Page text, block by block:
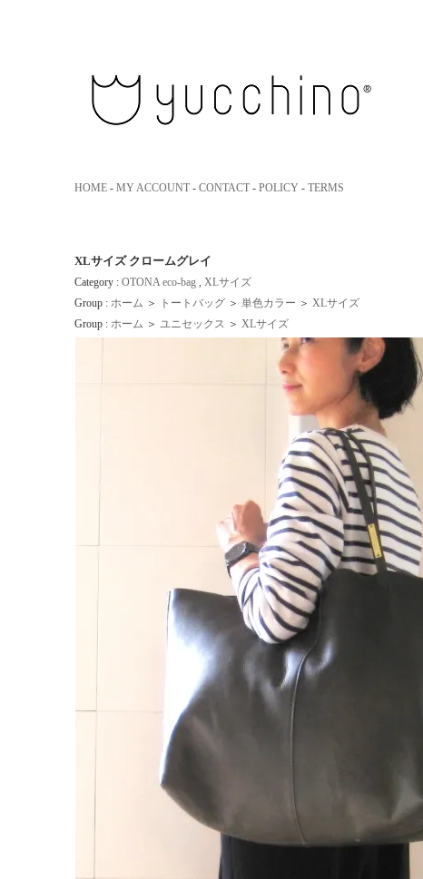
HOME - MY ACCOUNT - CONTACT - POLICY - TERMS
XLサイズ クロームグレイ
Category : OTONA eco-bag , XLサイズ
Group : ホーム ＞ トートバッグ ＞ 単色カラー ＞ XLサイズ
Group : ホーム ＞ ユニセックス ＞ XLサイズ